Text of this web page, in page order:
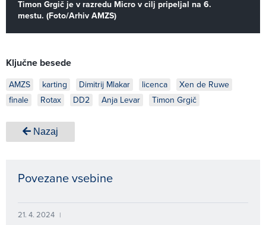
Timon Grgič je v razredu Micro v cilj pripeljal na 6.
mestu. (Foto/Arhiv AMZS)
Ključne besede
AMZS karting Dimitrij Mlakar licenca
Xen de Ruwe
finale
Rotax DD2 Anja Levar Timon Grgič
Nazaj
Povezane vsebine
21. 4. 2024 |